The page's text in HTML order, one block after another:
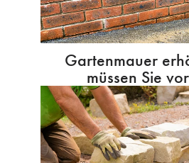
Gartenmauer
müssen Sie